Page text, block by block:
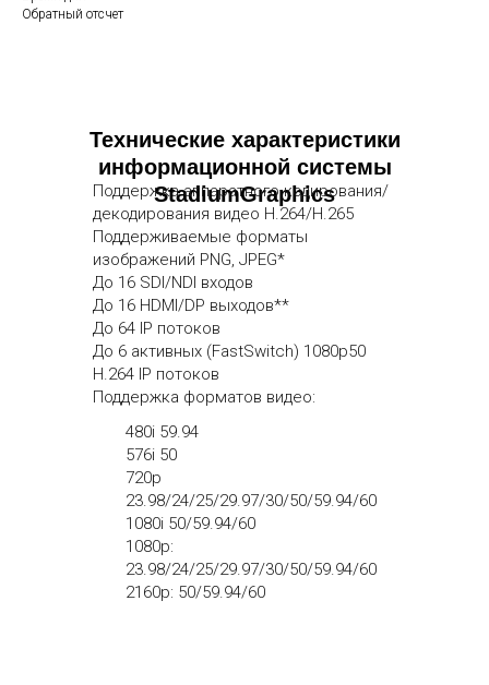
Обратный отсчет
Технические характеристики
информационной системы
StadiumGraphics
Поддержка аппаратного кодирования/
декодирования видео H.264/H.265
Поддерживаемые форматы
изображений PNG, JPEG*
До 16 SDI/NDI входов
До 16 HDMI/DP выходов**
До 64 IP потоков
До 6 активных (FastSwitch) 1080p50
H.264 IP потоков
Поддержка форматов видео:
480i 59.94
576i 50
720p
23.98/24/25/29.97/30/50/59.94/60
1080i 50/59.94/60
1080p:
23.98/24/25/29.97/30/50/59.94/60
2160p: 50/59.94/60